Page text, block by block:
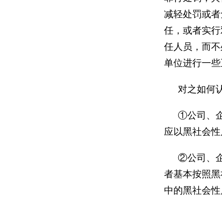
减轻处罚或
任，或者实
任人员，而
单位进行一
对之如何
①公司、
应以黑社会
②公司、
者基本按照
中的黑社会